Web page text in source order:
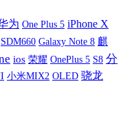
为 One Plus 5 iPhone X
SDM660 Galaxy Note 8 麒
ios 荣耀 OnePlus 5 S8 分
小米MIX2 OLED 骁龙